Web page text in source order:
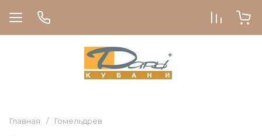
Главная / Гомельдрев